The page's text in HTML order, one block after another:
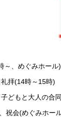
～、めぐみホー
拝(14時～15時)
どもと大人の合
会(めぐみホー